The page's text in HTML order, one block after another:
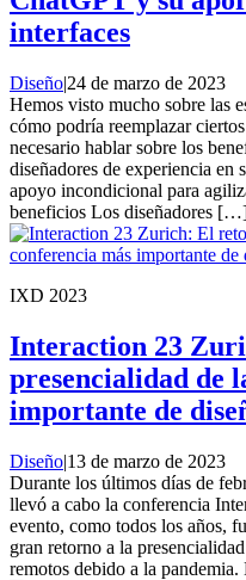
interfaces
Diseño|24 de marzo de 2023
Hemos visto mucho sobre las
cómo podría reemplazar
necesario hablar sobre los
diseñadores de experiencia en
apoyo incondicional para
beneficios Los diseñadores
IXD 2023
Interaction 23
presencialidad de
importante de
Diseño|13 de marzo de 2023
Durante los últimos días de
llevó a cabo la conferencia
evento, como todos los años,
gran retorno a la
remotos debido a la